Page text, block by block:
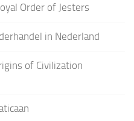
Order of Jesters
in Nederland
of Civilization